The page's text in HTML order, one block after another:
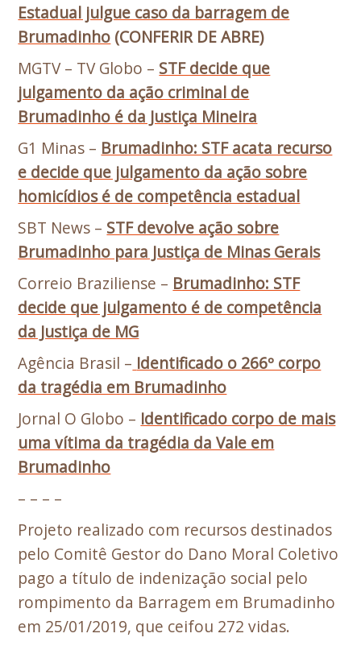
Estadual julgue caso da barragem de
Brumadinho (CONFERIR DE ABRE)
MGTV – TV Globo – STF decide que
julgamento da ação criminal de
Brumadinho é da Justiça Mineira
G1 Minas – Brumadinho: STF acata recurso
e decide que julgamento da ação sobre
homicídios é de competência estadual
SBT News – STF devolve ação sobre
Brumadinho para Justiça de Minas Gerais
Correio Braziliense – Brumadinho: STF
decide que julgamento é de competência
da Justiça de MG
Agência Brasil – Identificado o 266º corpo
da tragédia em Brumadinho
Jornal O Globo – Identificado corpo de mais
uma vítima da tragédia da Vale em
Brumadinho
– – – –
Projeto realizado com recursos destinados
pelo Comitê Gestor do Dano Moral Coletivo
pago a título de indenização social pelo
rompimento da Barragem em Brumadinho
em 25/01/2019, que ceifou 272 vidas.